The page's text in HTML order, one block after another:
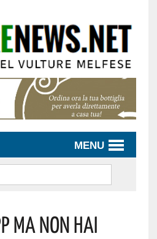
MENU
MA NON HAI